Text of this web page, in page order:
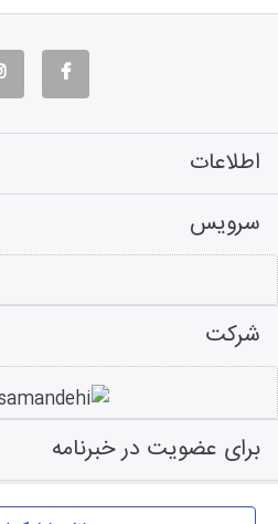
اطلاعات
سرویس
شرکت
برای عضویت در خبرنامه
طراحی فروشگاه اینترنتی